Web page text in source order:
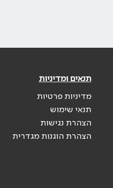
תנאים ומדיניות
מדיניות פרטיות
תנאי שימוש
הצהרת נגישות
הצהרת הוגנות מגדרית